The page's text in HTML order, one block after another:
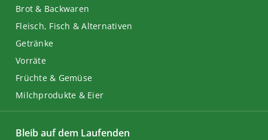
Brot & Backwaren
Fleisch, Fisch & Alternativen
Getränke
Vorräte
Früchte & Gemüse
Milchprodukte & Eier
Bleib auf dem Laufenden